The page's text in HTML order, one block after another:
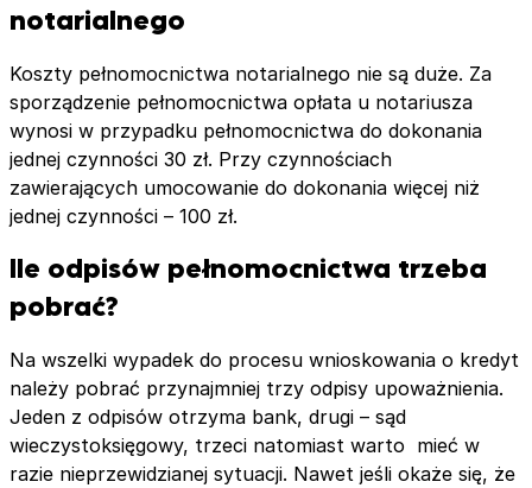
notarialnego
Koszty pełnomocnictwa notarialnego nie są duże. Za
sporządzenie pełnomocnictwa opłata u notariusza
wynosi w przypadku pełnomocnictwa do dokonania
jednej czynności 30 zł. Przy czynnościach
zawierających umocowanie do dokonania więcej niż
jednej czynności – 100 zł.
Ile odpisów pełnomocnictwa trzeba
pobrać?
Na wszelki wypadek do procesu wnioskowania o kredyt
należy pobrać przynajmniej trzy odpisy upoważnienia.
Jeden z odpisów otrzyma bank, drugi – sąd
wieczystoksięgowy, trzeci natomiast warto mieć w
razie nieprzewidzianej sytuacji. Nawet jeśli okaże się, że